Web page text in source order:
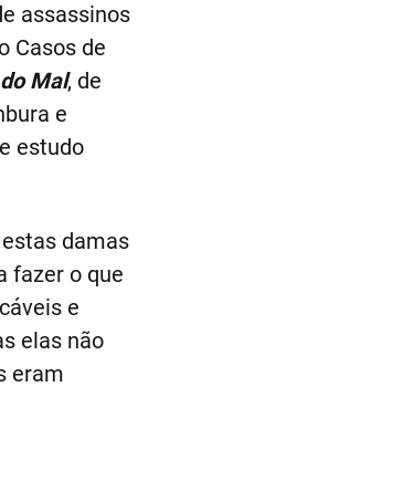
assassinos
Casos de
Mal, de
e
estudo
damas
fazer o que
e
elas não
eram